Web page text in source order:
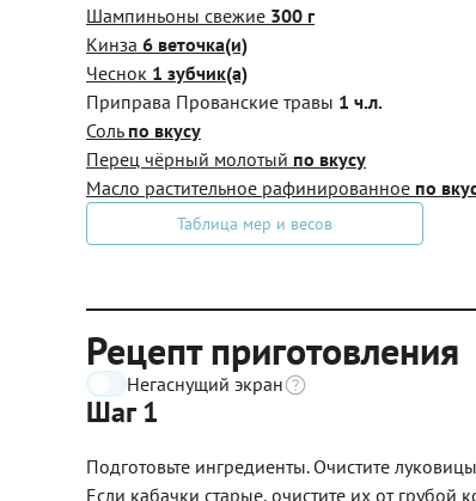
Шампиньоны свежие 300 г
Кинза 6 веточка(и)
Чеснок 1 зубчик(а)
Приправа Прованские травы 1 ч.л.
Соль по вкусу
Перец чёрный молотый по вкусу
Масло растительное рафинированное по
Таблица мер и весов
Рецепт приготовления
Негаснущий экран
Шаг 1
Подготовьте ингредиенты. Очистите
Если кабачки старые, очистите их от